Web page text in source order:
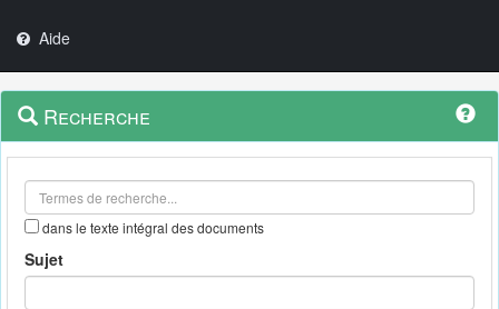
Aide
Navigation
outils
Menu
contextuel
Recherche
dans le texte intégral des documents
Sujet